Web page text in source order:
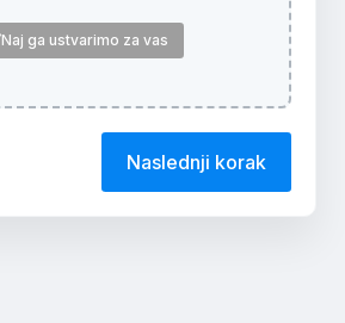
Naj ga ustvarimo za vas
Naslednji korak